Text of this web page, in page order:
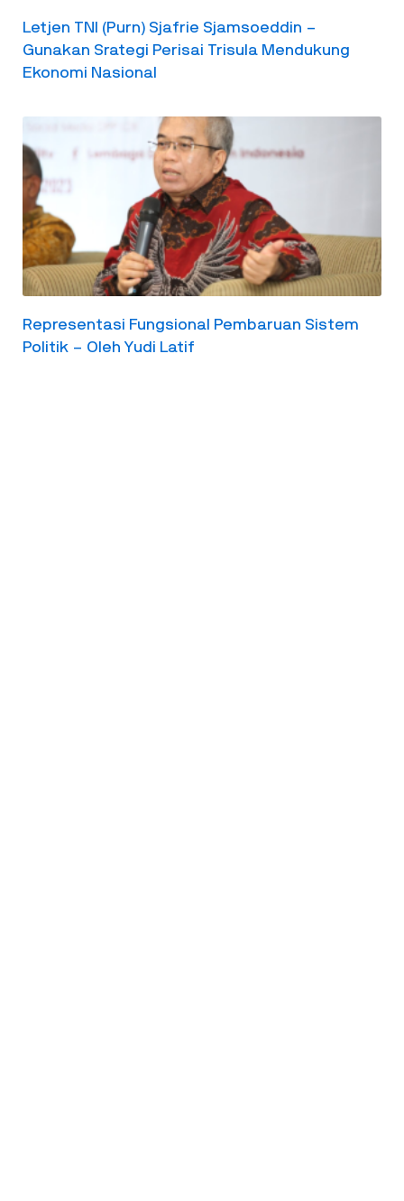
Letjen TNI (Purn) Sjafrie Sjamsoeddin –
Gunakan Srategi Perisai Trisula Mendukung
Ekonomi Nasional
Representasi Fungsional Pembaruan Sistem
Politik – Oleh Yudi Latif